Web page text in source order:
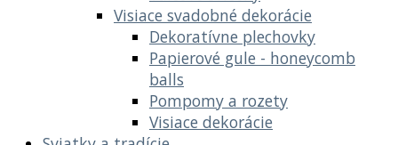
Visiace svadobné dekorácie
Dekoratívne plechovky
Papierové gule - honeycomb
balls
Pompomy a rozety
Visiace dekorácie